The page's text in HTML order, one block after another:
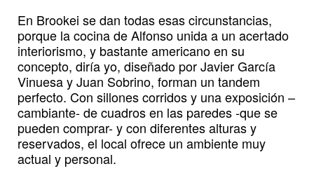
En Brookei se dan todas esas circunstancias,
porque la cocina de Alfonso unida a un acertado
interiorismo, y bastante americano en su
concepto, diría yo, diseñado por Javier García
Vinuesa y Juan Sobrino, forman un tandem
perfecto. Con sillones corridos y una exposición –
cambiante- de cuadros en las paredes -que se
pueden comprar- y con diferentes alturas y
reservados, el local ofrece un ambiente muy
actual y personal.